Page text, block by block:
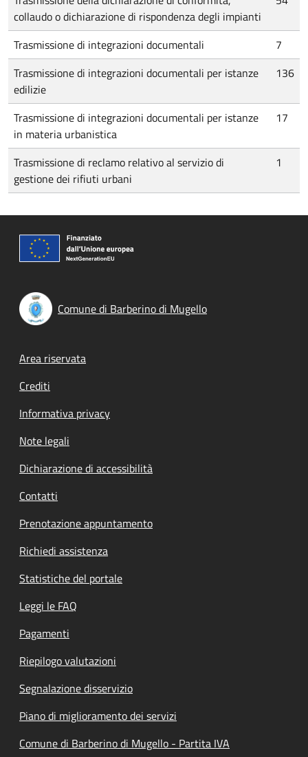
collaudo o dichiarazione di rispondenza degli impianti
Trasmissione di integrazioni documentali
7
Trasmissione di integrazioni documentali per istanze
edilizie
136
Trasmissione di integrazioni documentali per istanze
in materia urbanistica
17
Trasmissione di reclamo relativo al servizio di
gestione dei rifiuti urbani
1
Comune di Barberino di Mugello
Footer menu
Area riservata
Crediti
Informativa privacy
Note legali
Dichiarazione di accessibilità
Contatti
Prenotazione appuntamento
Richiedi assistenza
Statistiche del portale
Leggi le FAQ
Pagamenti
Riepilogo valutazioni
Segnalazione disservizio
Piano di miglioramento dei servizi
Comune di Barberino di Mugello - Partita IVA